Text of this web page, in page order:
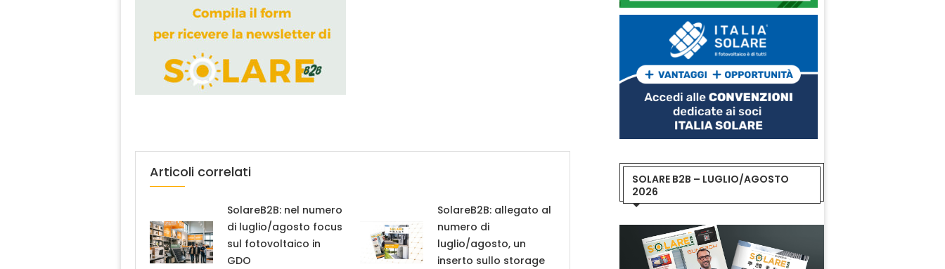
Articoli correlati
SolareB2B: nel numero
di luglio/agosto focus
sul fotovoltaico in
GDO
SolareB2B: allegato al
numero di
luglio/agosto, un
inserto sullo storage
SOLARE B2B – LUGLIO/AGOSTO
2026